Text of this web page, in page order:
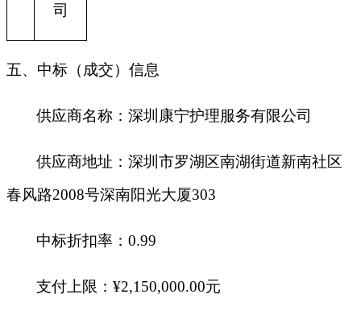
司
五、中标（成交）信息
供应商名称： 深圳康宁护理服务有限公司
供应商地址：深圳市罗湖区南湖街道新南社区
春风路2008号深南阳光大厦303
中标折扣率：0.99
支付上限：¥2,150,000.00元